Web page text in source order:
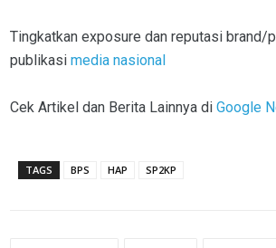
Tingkatkan exposure dan reputasi brand/
publikasi media nasional
Cek Artikel dan Berita Lainnya di Google
TAGS BPS HAP SP2KP